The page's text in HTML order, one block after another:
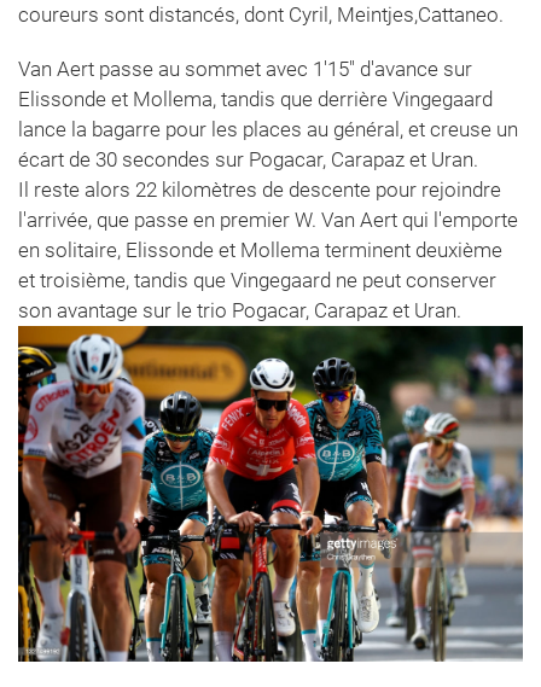
coureurs sont distancés, dont Cyril, Meintjes,Cattaneo.
Van Aert passe au sommet avec 1'15" d'avance sur
Elissonde et Mollema, tandis que derrière Vingegaard
lance la bagarre pour les places au général, et creuse un
écart de 30 secondes sur Pogacar, Carapaz et Uran.
Il reste alors 22 kilomètres de descente pour rejoindre
l'arrivée, que passe en premier W. Van Aert qui l'emporte
en solitaire, Elissonde et Mollema terminent deuxième
et troisième, tandis que Vingegaard ne peut conserver
son avantage sur le trio Pogacar, Carapaz et Uran.